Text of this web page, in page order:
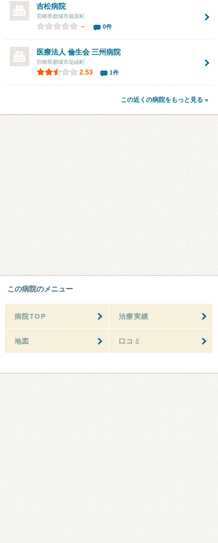
吉松病院
宮崎県都城市蔵原町
－ 0件
医療法人 倫生会 三州病院
宮崎県都城市花繰町
2.53 1件
この近くの病院をもっと見る »
この病院のメニュー
病院TOP 治療実績
地図 口コミ